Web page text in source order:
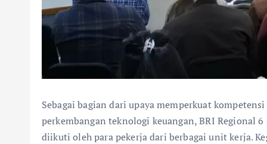
Sebagai bagian dari upaya memperkuat
perkembangan teknologi keuangan, BRI Regional
diikuti oleh para pekerja dari berbagai unit kerja.